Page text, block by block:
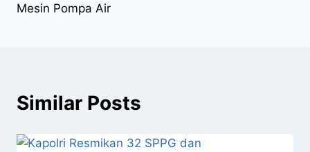
Mesin Pompa Air
Similar Posts